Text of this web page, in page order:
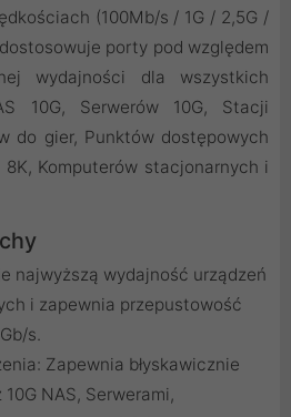
(100Mb/s / 1G / 2,5G /
porty pod względem
wydajności dla wszystkich
10G, Serwerów 10G, Stacji
do gier, Punktów dostępowych
8K, Komputerów stacjonarnych i
najwyższą wydajność urządzeń
i zapewnia przepustowość
s.
Zapewnia błyskawicznie
NAS, Serwerami,